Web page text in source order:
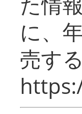
に、
売す